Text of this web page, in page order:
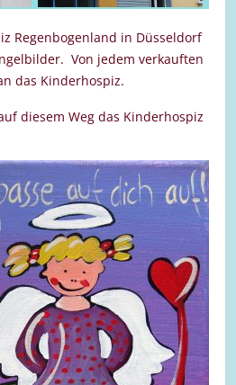
Regenbogenland in Düsseldorf
Von jedem verkauften
das Kinderhospiz.
diesem Weg das Kinderhospiz